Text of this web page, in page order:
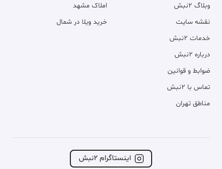
وبلاگ ۲نبش
نقشه سایت
خدمات ۲نبش
درباره ۲نبش
ضوابط و قوانین
تماس با ۲نبش
مناطق تهران
املاک مشهد
خرید ویلا در شمال
اینستاگرام ۲نبش